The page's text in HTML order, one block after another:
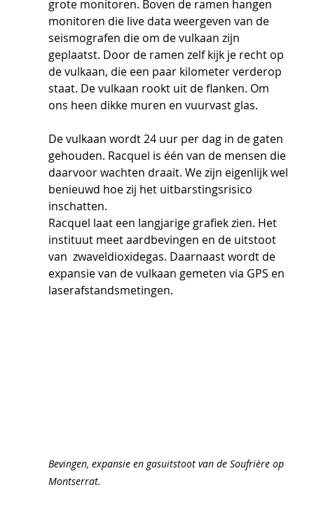
grote monitoren. Boven de ramen hangen
monitoren die live data weergeven van de
seismografen die om de vulkaan zijn
geplaatst. Door de ramen zelf kijk je recht op
de vulkaan, die een paar kilometer verderop
staat. De vulkaan rookt uit de flanken. Om
ons heen dikke muren en vuurvast glas.
De vulkaan wordt 24 uur per dag in de gaten
gehouden. Racquel is één van de mensen die
daarvoor wachten draait. We zijn eigenlijk wel
benieuwd hoe zij het uitbarstingsrisico
inschatten.
Racquel laat een langjarige grafiek zien. Het
instituut meet aardbevingen en de uitstoot
van  zwaveldioxidegas. Daarnaast wordt de
expansie van de vulkaan gemeten via GPS en
laserafstandsmetingen.
Bevingen, expansie en gasuitstoot van de Soufrière op
Montserrat.